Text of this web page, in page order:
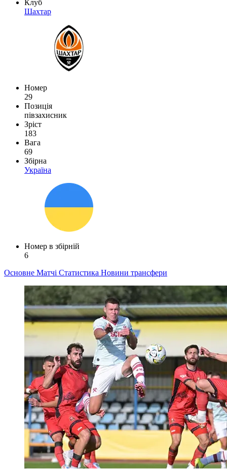
Клуб
Шахтар
Номер
29
Позиція
півзахисник
Зріст
183
Вага
69
Збірна
Україна
Номер в збірній
6
Основне Матчі Статистика Новини трансфери